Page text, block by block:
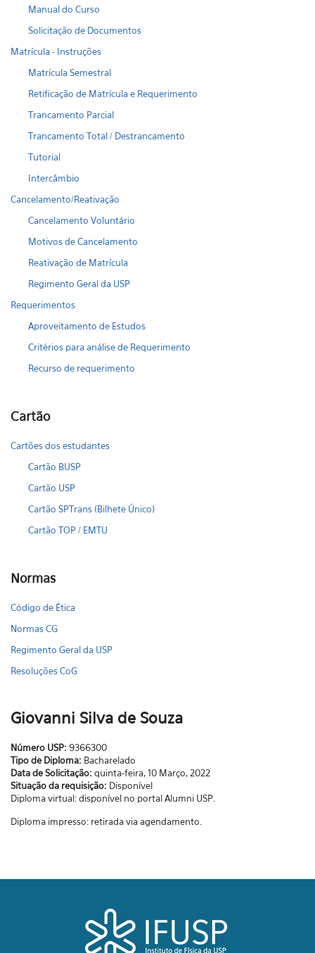
Manual do Curso
Solicitação de Documentos
Matrícula - Instruções
Matrícula Semestral
Retificação de Matrícula e Requerimento
Trancamento Parcial
Trancamento Total / Destrancamento
Tutorial
Intercâmbio
Cancelamento/Reativação
Cancelamento Voluntário
Motivos de Cancelamento
Reativação de Matrícula
Regimento Geral da USP
Requerimentos
Aproveitamento de Estudos
Critérios para análise de Requerimento
Recurso de requerimento
Cartão
Cartões dos estudantes
Cartão BUSP
Cartão USP
Cartão SPTrans (Bilhete Único)
Cartão TOP / EMTU
Normas
Código de Ética
Normas CG
Regimento Geral da USP
Resoluções CoG
Giovanni Silva de Souza
Número USP: 9366300
Tipo de Diploma: Bacharelado
Data de Solicitação: quinta-feira, 10 Março, 2022
Situação da requisição: Disponível
Diploma virtual: disponível no portal Alumni USP.
Diploma impresso: retirada via agendamento.